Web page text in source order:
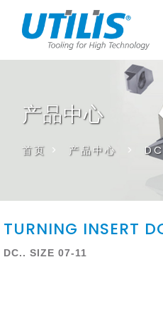
产品中心
首页 > 产品中心 >
TURNING INSERT
DC.. SIZE 07-11